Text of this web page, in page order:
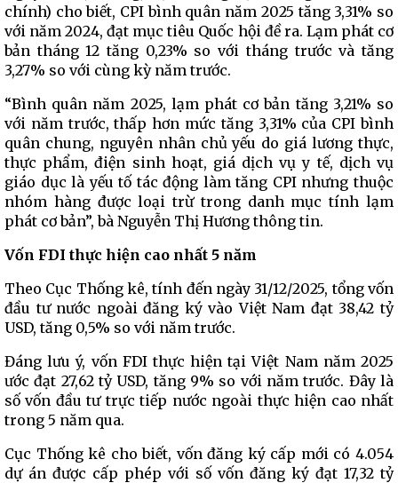
chính) cho biết, CPI bình quân năm 2025 tăng 3,31% so
với năm 2024, đạt mục tiêu Quốc hội đề ra. Lạm phát cơ
bản tháng 12 tăng 0,23% so với tháng trước và tăng
3,27% so với cùng kỳ năm trước.
“Bình quân năm 2025, lạm phát cơ bản tăng 3,21% so
với năm trước, thấp hơn mức tăng 3,31% của CPI bình
quân chung, nguyên nhân chủ yếu do giá lương thực,
thực phẩm, điện sinh hoạt, giá dịch vụ y tế, dịch vụ
giáo dục là yếu tố tác động làm tăng CPI nhưng thuộc
nhóm hàng được loại trừ trong danh mục tính lạm
phát cơ bản”, bà Nguyễn Thị Hương thông tin.
Vốn FDI thực hiện cao nhất 5 năm
Theo Cục Thống kê, tính đến ngày 31/12/2025, tổng vốn
đầu tư nước ngoài đăng ký vào Việt Nam đạt 38,42 tỷ
USD, tăng 0,5% so với năm trước.
Đáng lưu ý, vốn FDI thực hiện tại Việt Nam năm 2025
ước đạt 27,62 tỷ USD, tăng 9% so với năm trước. Đây là
số vốn đầu tư trực tiếp nước ngoài thực hiện cao nhất
trong 5 năm qua.
Cục Thống kê cho biết, vốn đăng ký cấp mới có 4.054
dự án được cấp phép với số vốn đăng ký đạt 17,32 tỷ